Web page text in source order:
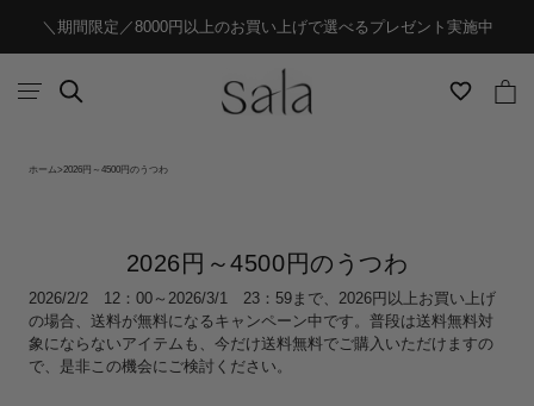
キ
ッ
＼期間限定／8000円以上のお買い上げで選べるプレゼント実施中
ホーム 2026円～4500円のうつわ
2026円～4500円のうつわ
2026/2/2 12：00～2026/3/1 23：59まで、2026円以上お買い上げ
の場合、送料が無料になるキャンペーン中です。普段は送料無料対
象にならないアイテムも、今だけ送料無料でご購入いただけますの
で、是非この機会にご検討ください。